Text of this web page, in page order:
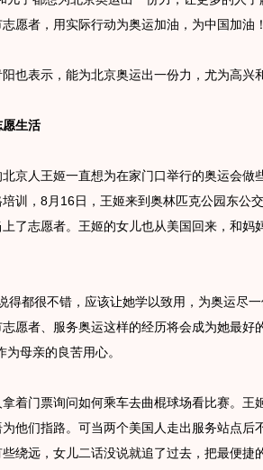
愿者，用实际行动为奥运加油，为中国加油
表示，能为北京奥运出一份力，尤为高兴和
生活
人王姬一直想为在家门口举行的奥运会做些
训，8月16日，王姬来到奥林匹克公园东公
了志愿者。王姬的女儿也从美国回来，和妈
都很不错，应该让她学以致用，为奥运尽一
愿者、服务奥运这样的经历将会成为她最好
母亲的良苦用心。
门票询问如何乘车去曲棍球场看比赛。王
他们指路。可当两个美国人走出服务站点后
绕远，女儿二话没说就追了过去，把最便捷